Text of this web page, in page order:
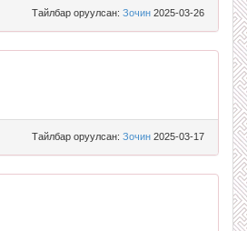
Тайлбар оруулсан: Зочин 2025-03-26
Тайлбар оруулсан: Зочин 2025-03-17